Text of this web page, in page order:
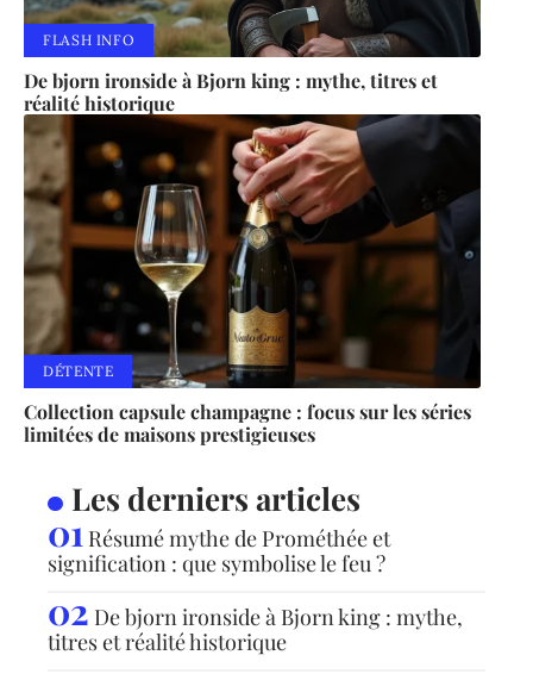
FLASH INFO
De bjorn ironside à Bjorn king : mythe, titres et
réalité historique
DÉTENTE
Collection capsule champagne : focus sur les séries
limitées de maisons prestigieuses
Les derniers articles
Résumé mythe de Prométhée et
signification : que symbolise le feu ?
De bjorn ironside à Bjorn king : mythe,
titres et réalité historique